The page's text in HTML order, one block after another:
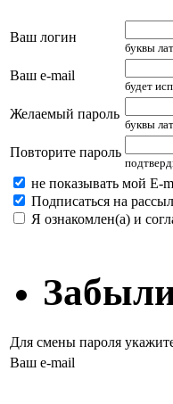
Ваш логин
буквы
Ваш e-mail
будет
Желаемый пароль
буквы
Повторите пароль
не показывать мой E-
Подписаться на
Я ознакомлен(а) и
Для смены пароля
Ваш e-mail